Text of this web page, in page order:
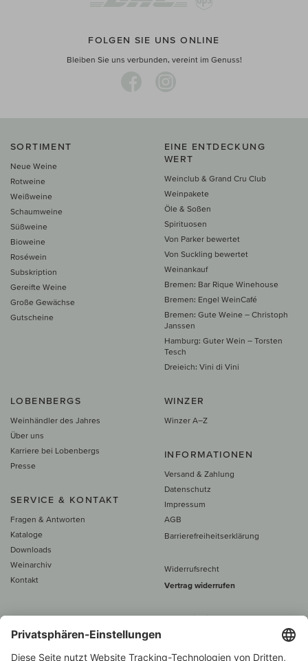
FOLGEN SIE UNS ONLINE
Bleiben Sie uns verbunden, vereint im Genuss!
SORTIMENT
Neue Weine
Rotweine
Weißweine
Schaumweine
Süßweine
Bioweine
Roséwein
Subskription
Gereifte Weine
Große Gewächse
Gutscheine
EINE ENTDECKUNG
WERT
Weinclub & Grand Cru Club
Weinpakete
Öle & Soßen
Spirituosen
Von Parker bewertet
Von Suckling bewertet
Weinankauf
Bremen: Bar Rique Winehouse
Bremen: Engel WeinCafé
Bremen: Gute Weine – Christoph
Janssen
Hamburg: Guter Wein – Torsten
Tesch
Dreieich: Vini di Vini
LOBENBERGS
Weinhändler des Jahres
Über uns
Karriere bei Lobenbergs
Presse
SERVICE & KONTAKT
Fragen & Antworten
Kataloge
Downloads
Weinarchiv
Kontakt
WINZER
Winzer A–Z
INFORMATIONEN
Versand & Zahlung
Datenschutz
Impressum
AGB
Barrierefreiheitserklärung
Widerrufsrecht
Vertrag widerrufen
Alle Preise inkl. MwSt., zzgl. 5 €
60 € versand­kosten­